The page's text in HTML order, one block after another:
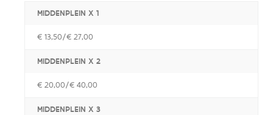
MIDDENPLEIN X 1
€ 13,50/€ 27,00
MIDDENPLEIN X 2
€ 20,00/€ 40,00
MIDDENPLEIN X 3